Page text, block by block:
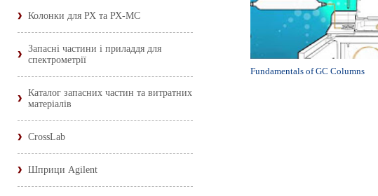
Fundamentals of GC Columns
Колонки для РХ та РХ-МС
Запасні частини і приладдя для
спектрометрії
Каталог запасних частин та витратних
матеріалів
CrossLab
Шприци Agilent